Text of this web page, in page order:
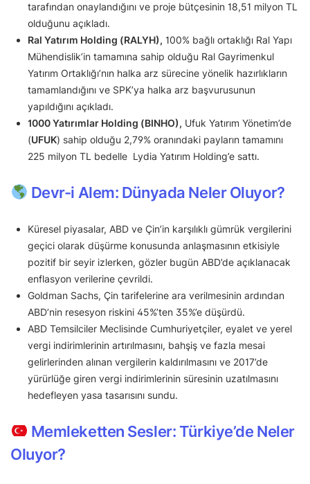
tarafından onaylandığını ve proje bütçesinin 18,51 milyon TL
olduğunu açıkladı.
Ral Yatırım Holding (RALYH), 100% bağlı ortaklığı Ral Yapı
Mühendislik’in tamamına sahip olduğu Ral Gayrimenkul
Yatırım Ortaklığı’nın halka arz sürecine yönelik hazırlıkların
tamamlandığını ve SPK’ya halka arz başvurusunun
yapıldığını açıkladı.
1000 Yatırımlar Holding (BINHO), Ufuk Yatırım Yönetim’de
(UFUK) sahip olduğu 2,79% oranındaki payların tamamını
225 milyon TL bedelle Lydia Yatırım Holding’e sattı.
Devr-i Alem: Dünyada Neler Oluyor?
Küresel piyasalar, ABD ve Çin’in karşılıklı gümrük vergilerini
geçici olarak düşürme konusunda anlaşmasının etkisiyle
pozitif bir seyir izlerken, gözler bugün ABD’de açıklanacak
enflasyon verilerine çevrildi.
Goldman Sachs, Çin tarifelerine ara verilmesinin ardından
ABD’nin resesyon riskini 45%’ten 35%’e düşürdü.
ABD Temsilciler Meclisinde Cumhuriyetçiler, eyalet ve yerel
vergi indirimlerinin artırılmasını, bahşiş ve fazla mesai
gelirlerinden alınan vergilerin kaldırılmasını ve 2017’de
yürürlüğe giren vergi indirimlerinin süresinin uzatılmasını
hedefleyen yasa tasarısını sundu.
Memleketten Sesler: Türkiye’de Neler
Oluyor?